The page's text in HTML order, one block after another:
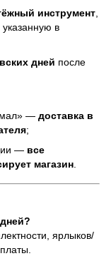
инструмент
указанную в
дней после
— доставка в
;
— все
магазин.
ярлыков/